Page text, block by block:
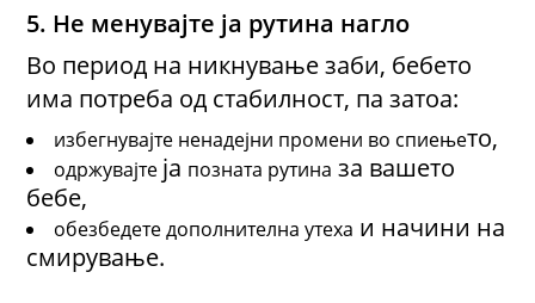
5. Не менувајте ја рутина нагло
Во период на никнување заби, бебето
има потреба од стабилност, па затоа:
избегнувајте ненадејни промени во спиењето,
одржувајте ја позната рутина за вашето
бебе,
обезбедете дополнителна утеха и начини на
смирување.